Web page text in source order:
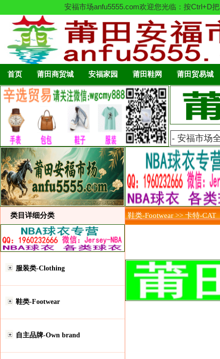
安福市场anfu5555.com欢迎您光临：按Ctrl+D
首页 莆田商贸城 安福家园 莆田鞋网 莆田贸易城
类目详细分类
服装类-Clothing
鞋类-Footwear
自主品牌-Own brand
鞋类-Footwear >> 卡特-CAT